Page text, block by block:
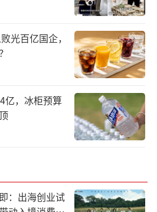
财报，2024年该公司实现
元，同比增长4.32%。归属
利润为6.61亿元，同比减
尔佳净利润首次下滑，根
利润出现11.56%的同比下
绩的放缓，敷尔佳在财报
净利润下降，主要系销售
光百亿国企，
亿，冰柜预算
：出海创业试